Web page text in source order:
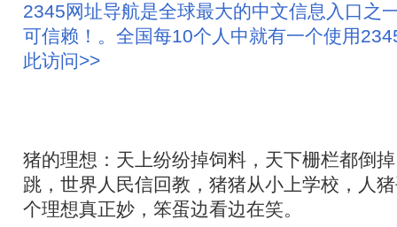
2345网址导航是全球最大的中文信息入口之
可信赖！。全国每10个人中就有一个使用
此访问>>
猪的理想：天上纷纷掉饲料，天下栅栏都倒
跳，世界人民信回教，猪猪从小上学校，人
个理想真正妙，笨蛋边看边在笑。